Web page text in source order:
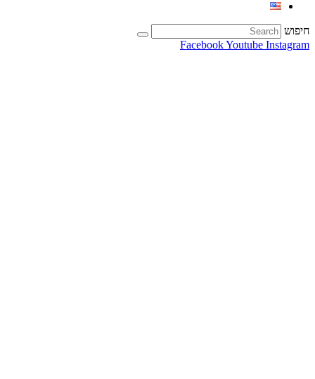
חיפוש
FacebookYoutube Instagram